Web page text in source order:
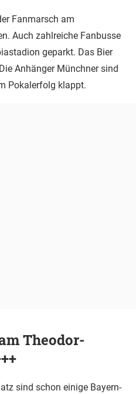
Fanmarsch am
Auch zahlreiche Fanbusse
geparkt. Das Bier
Anhänger Münchner sind
Pokalerfolg klappt.
Theodor-
sind schon einige Bayern-